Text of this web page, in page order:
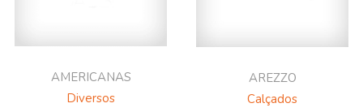
AMERICANAS
Diversos
AREZZO
Calçados